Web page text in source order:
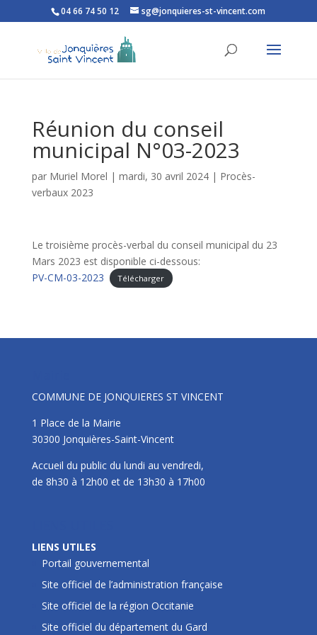
Ouvrir la barre d’outils
04 66 74 50 12 sg@jonquieres-st-vincent.com
Réunion du conseil
municipal N°03-2023
par Muriel Morel | mardi, 30 avril 2024| Procès-
verbaux 2023
Le troisième procès-verbal du conseil municipal du 23
Mars 2023 est disponible ci-dessous:
PV-CM-03-2023
Télécharger
COMMUNE DE JONQUIERES ST VINCENT
1 Place de la Mairie
30300 Jonquières-Saint-Vincent
Accueil du public du lundi au vendredi,
de 8h30 à 12h00 et de 13h30 à 17h00
LIENS UTILES
Portail gouvernemental
Site officiel de l’administration française
Site officiel de la région Occitanie
Site officiel du département du Gard